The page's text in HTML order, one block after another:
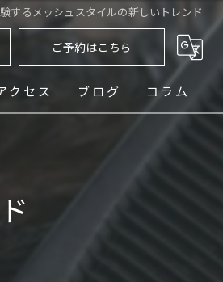
するメッシュスタイルの新しいトレンド
ご予約はこちら
クセス ブログ コラム